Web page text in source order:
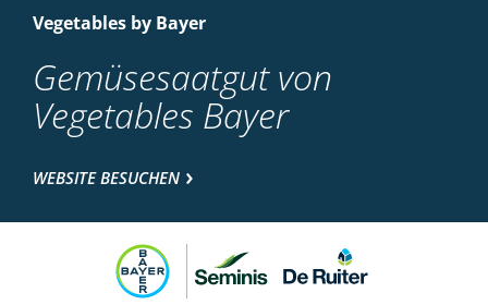
Vegetables by Bayer
Gemüsesaatgut von
Vegetables Bayer
WEBSITE BESUCHEN